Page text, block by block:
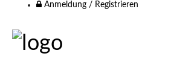
Anmeldung / Registrieren